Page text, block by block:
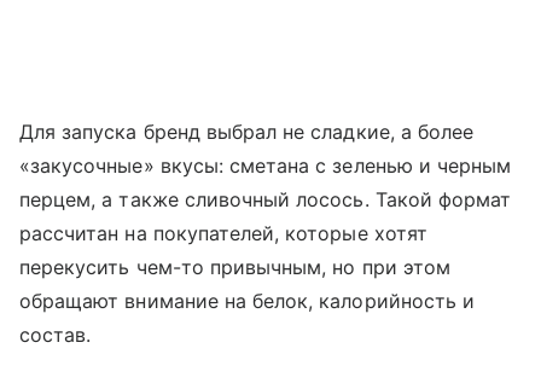
Для запуска бренд выбрал не сладкие, а более
«закусочные» вкусы: сметана с зеленью и черным
перцем, а также сливочный лосось. Такой формат
рассчитан на покупателей, которые хотят
перекусить чем-то привычным, но при этом
обращают внимание на белок, калорийность и
состав.